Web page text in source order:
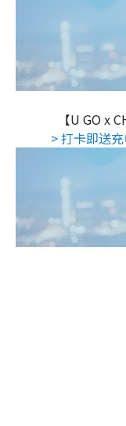
【U GO x
> 打卡即送